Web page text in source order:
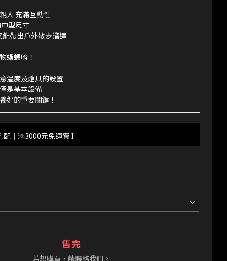
人 充滿互動性
型尺寸
能帶出戶外散步溜達
蜥蜴唷！
溫度及燈具的設置
是基本設備
好的重要關鍵！
｜滿3000元免運費 】
售完
若想購買，請聯絡我們。